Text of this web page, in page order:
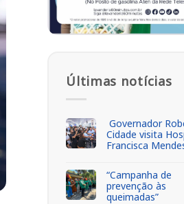
Últimas notícias
Governador
Cidade visita
Francisca
“Campanha de
prevenção às
queimadas”